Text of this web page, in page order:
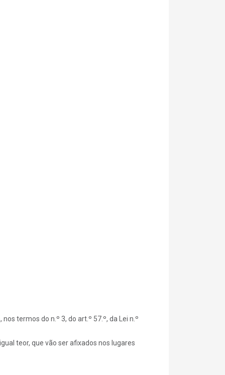
termos do n.º 3, do art.º 57.º, da Lei n.º
teor, que vão ser afixados nos lugares